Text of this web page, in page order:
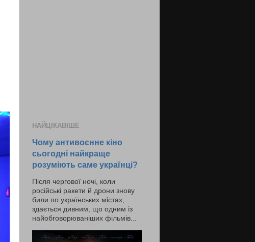
НАЙЦІКАВІШЕ
Чому антивоєнне кіно
сьогодні найкраще
розуміють саме українці?
Після чергової ночі, коли
російські ракети й дрони знову
били по українських містах,
здається дивним, що одним із
найобговорюваніших фільмів...